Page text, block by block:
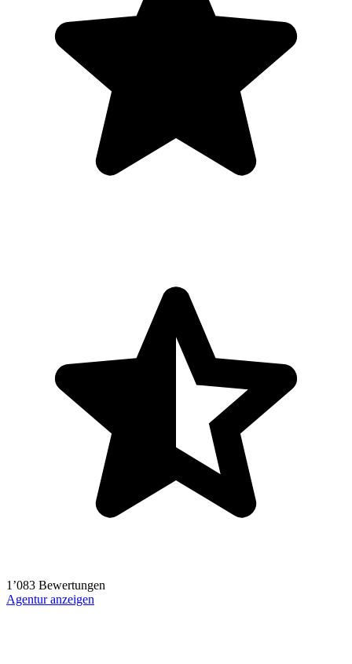
1’083 Bewertungen
Agentur anzeigen